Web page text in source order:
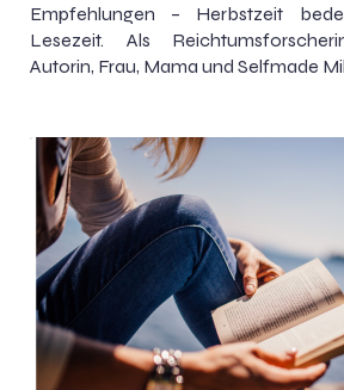
Empfehlungen – Herbstzeit
Lesezeit. Als
Autorin, Frau, Mama und Selfmade